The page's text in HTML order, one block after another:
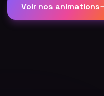
Voir nos animations